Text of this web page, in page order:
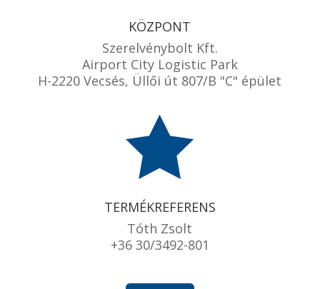
KÖZPONT
Szerelvénybolt Kft.
Airport City Logistic Park
H-2220 Vecsés, Üllői út 807/B "C" épület

TERMÉKREFERENS
Tóth Zsolt
+36 30/3492-801